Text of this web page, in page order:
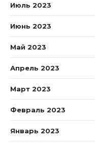
Июль 2023
Июнь 2023
Май 2023
Апрель 2023
Март 2023
Февраль 2023
Январь 2023